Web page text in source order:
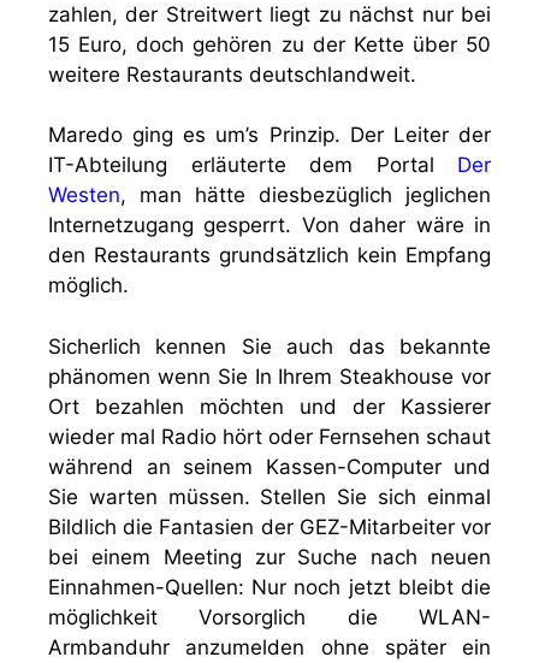
zahlen, der Streitwert liegt zu nächst nur bei
15 Euro, doch gehören zu der Kette über 50
weitere Restaurants deutschlandweit.
Maredo ging es um’s Prinzip. Der Leiter der
IT-Abteilung erläuterte dem Portal Der
Westen, man hätte diesbezüglich jeglichen
Internetzugang gesperrt. Von daher wäre in
den Restaurants grundsätzlich kein Empfang
möglich.
Sicherlich kennen Sie auch das bekannte
phänomen wenn Sie In Ihrem Steakhouse vor
Ort bezahlen möchten und der Kassierer
wieder mal Radio hört oder Fernsehen schaut
während an seinem Kassen-Computer und
Sie warten müssen. Stellen Sie sich einmal
Bildlich die Fantasien der GEZ-Mitarbeiter vor
bei einem Meeting zur Suche nach neuen
Einnahmen-Quellen: Nur noch jetzt bleibt die
möglichkeit Vorsorglich die WLAN-
Armbanduhr anzumelden ohne später ein